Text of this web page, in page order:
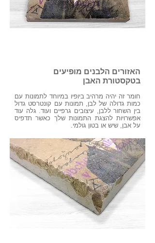
האזורים הלבנים מופיעים
בטקסטורת האבן
חומר זה יהיה מרהיב ביופיו במיוחד לתמונות עם
כמות גדולה של לבן, תמונות עם קונטרסט גדול
בין השחור ללבן, עיצובים גרפיים ועוד. גלה עוד
אפשרויות להצגת התמונות שלך כאשר תדפיס
על אבן, שיש או בטון גולמי.